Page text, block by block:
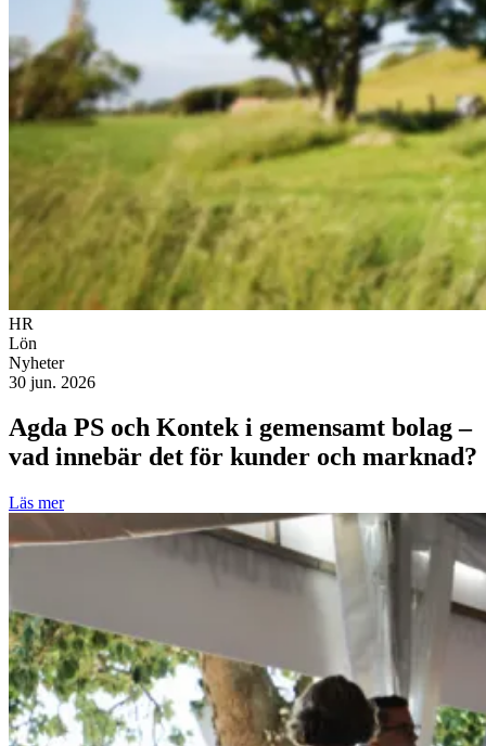
HR
Lön
Nyheter
30 jun. 2026
Agda PS och Kontek i gemensamt bolag –
vad innebär det för kunder och marknad?
Läs mer